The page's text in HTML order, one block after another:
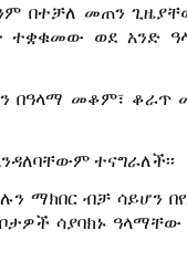
በተቻለ መጠን
ተቋቁመው ወደ አንድ
በዓላማ መቆም፣ ቆራጥ
ተናግራለች፡፡
ማክበር ብቻ ሳይሆን
ሳያባክኑ ዓላማቸው